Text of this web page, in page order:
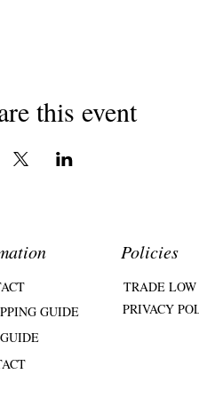
this event
GUIDE
Policies
TRADE LOW
PRIVACY